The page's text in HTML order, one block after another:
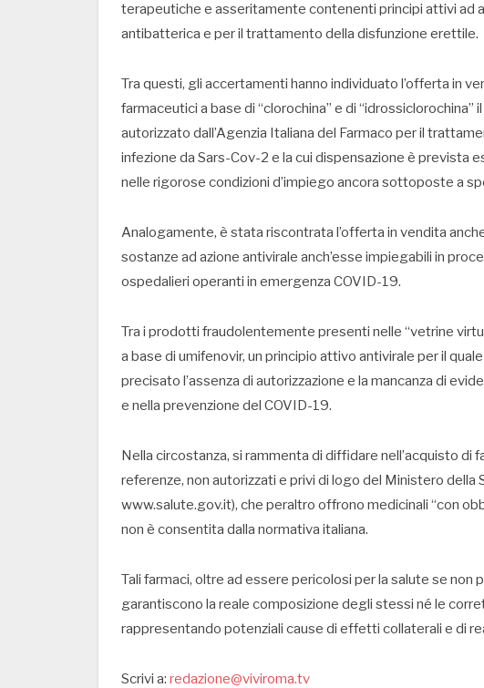
terapeutiche e asseritamente contenenti principi attivi ad
antibatterica e per il trattamento della disfunzione erettile.
Tra questi, gli accertamenti hanno individuato l’offerta in
farmaceutici a base di “clorochina” e di
autorizzato dall’Agenzia Italiana del Farmaco per il
infezione da Sars-Cov-2 e la cui dispensazione è prevista
nelle rigorose condizioni d’impiego ancora sottoposte a
Analogamente, è stata riscontrata l’offerta in vendita
sostanze ad azione antivirale anch’esse impiegabili in
ospedalieri operanti in emergenza COVID-19.
Tra i prodotti fraudolentemente presenti nelle “vetrine
a base di umifenovir, un principio attivo antivirale per il
precisato l’assenza di autorizzazione e la mancanza di
e nella prevenzione del COVID-19.
Nella circostanza, si rammenta di diffidare nell’acquisto di
referenze, non autorizzati e privi di logo del Ministero della
www.salute.gov.it), che peraltro offrono medicinali “con
non è consentita dalla normativa italiana.
Tali farmaci, oltre ad essere pericolosi per la salute se non
garantiscono la reale composizione degli stessi né le
rappresentando potenziali cause di effetti collaterali e di
Scrivi a: redazione@viviroma.tv